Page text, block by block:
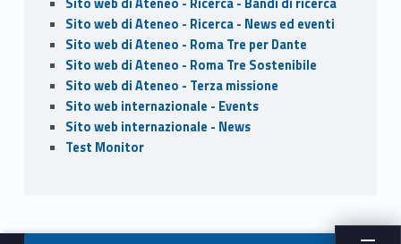
Sito web di Ateneo - Ricerca - News ed eventi
Sito web di Ateneo - Roma Tre per Dante
Sito web di Ateneo - Roma Tre Sostenibile
Sito web di Ateneo - Terza missione
Sito web internazionale - Events
Sito web internazionale - News
Test Monitor